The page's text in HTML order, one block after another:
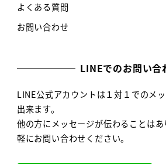
よくある質問
お問い合わせ
LINEでのお問い合
LINE公式アカウントは１対１でのメ
出来ます。
他の方にメッセージが伝わることは
軽にお問い合わせください。